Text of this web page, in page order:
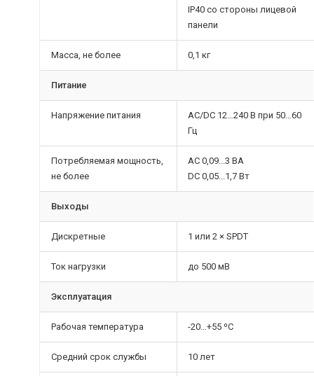
IP40 со стороны лицевой
панели
Масса, не более 0,1 кг
Питание
Напряжение питания
AC/DC 12…240 В при 50…60
Гц
Потребляемая мощность,
не более
AC 0,09...3 ВА
DC 0,05...1,7 Вт
Выходы
Дискретные 1 или 2 × SPDT
Ток нагрузки до 500 мВ
Эксплуатация
Рабочая температура -20…+55 ⁰С
Средний срок службы 10 лет